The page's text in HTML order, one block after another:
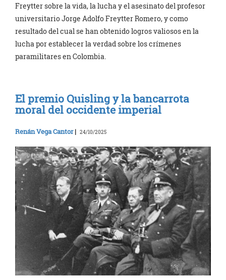
Freytter sobre la vida, la lucha y el asesinato del profesor
universitario Jorge Adolfo Freytter Romero, y como
resultado del cual se han obtenido logros valiosos en la
lucha por establecer la verdad sobre los crímenes
paramilitares en Colombia.
El premio Quisling y la bancarrota
moral del occidente imperial
Renán Vega Cantor| 24/10/2025